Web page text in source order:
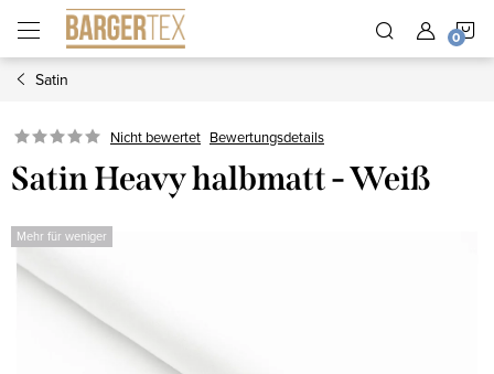
Inhalt
springen
Satin
Nicht bewertet Bewertungsdetails
Satin Heavy halbmatt - Weiß
Mehr für weniger